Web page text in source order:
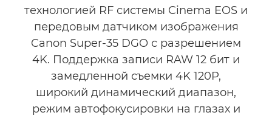
технологией RF системы Cinema EOS и
передовым датчиком изображения
Canon Super-35 DGO с разрешением
4K. Поддержка записи RAW 12 бит и
замедленной съемки 4K 120P,
широкий динамический диапазон,
режим автофокусировки на глазах и